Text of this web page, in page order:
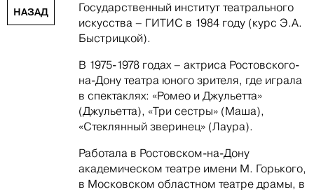
НАЗАД
Государственный институт театрального
искусства – ГИТИС в 1984 году (курс Э.А.
Быстрицкой).
В 1975-1978 годах – актриса Ростовского-
на-Дону театра юного зрителя, где играла
в спектаклях: «Ромео и Джульетта»
(Джульетта), «Три сестры» (Маша),
«Стеклянный зверинец» (Лаура).
Работала в Ростовском-на-Дону
академическом театре имени М. Горького,
в Московском областном театре драмы, в